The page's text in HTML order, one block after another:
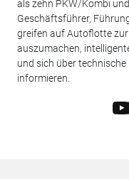
als zehn PKW/Kombi
Geschäftsführer,
greifen auf Autoflotte
auszumachen,
und sich über
informieren.